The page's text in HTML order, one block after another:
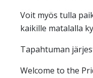
Voit myös tulla
kaikille matalalla
Tapahtuman
Welcome to the